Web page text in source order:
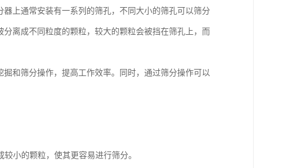
上通常安装有一系列的筛孔，不同大小的筛孔可以筛分
离成不同粒度的颗粒，较大的颗粒会被挡在筛孔上，而
和筛分操作，提高工作效率。同时，通过筛分操作可以
小的颗粒，使其更容易进行筛分。